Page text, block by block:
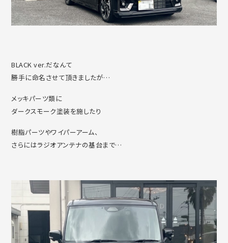
BLACK ver.だなんて
勝手に命名させて頂きましたが…
メッキパーツ類に
ダークスモーク塗装を施したり
樹脂パーツやワイパーアーム、
さらにはラジオアンテナの基台まで…